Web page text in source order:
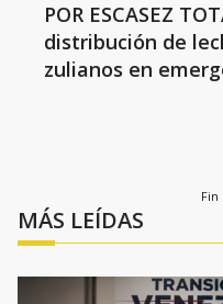
POR ESCASEZ
distribución de
zulianos en
Fin
MÁS LEÍDAS